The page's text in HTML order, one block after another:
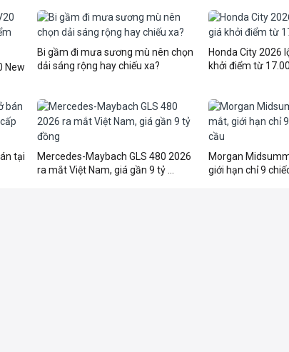
New
Bi gầm đi mưa sương mù nên chọn
dải sáng rộng hay chiếu xa?
Honda City 2026
khởi điểm từ
tại
Mercedes-Maybach GLS 480 2026
ra mắt Việt Nam, giá gần 9 tỷ ...
Morgan
giới hạn chỉ 9